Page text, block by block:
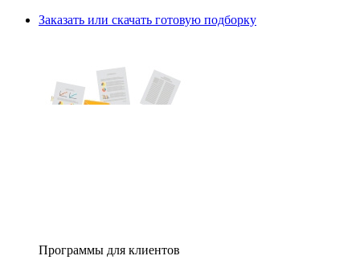
Заказать или скачать готовую подборку
Программы для клиентов